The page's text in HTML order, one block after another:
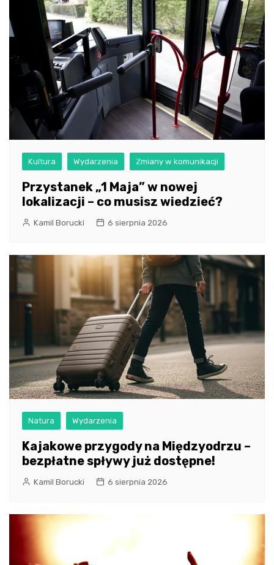
Kultura Wydarzenia Zmiany w komunikacji
Przystanek „1 Maja” w nowej
lokalizacji – co musisz wiedzieć?
Kamil Borucki 6 sierpnia 2026
Natura Wydarzenia
Kajakowe przygody na Międzyodrzu –
bezpłatne spływy już dostępne!
Kamil Borucki 6 sierpnia 2026